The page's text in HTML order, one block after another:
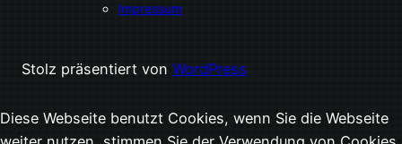
Impressum
Stolz präsentiert von WordPress
Diese Webseite benutzt Cookies, wenn Sie die Webseite